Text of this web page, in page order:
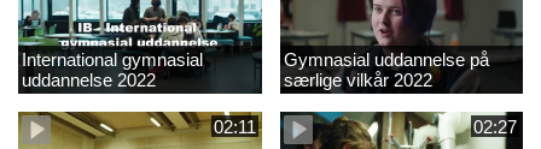
International gymnasial
uddannelse 2022
Gymnasial uddannelse på
særlige vilkår 2022
02:11 02:27